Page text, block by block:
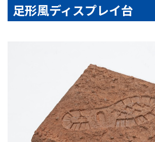
足形風ディスプレイ台